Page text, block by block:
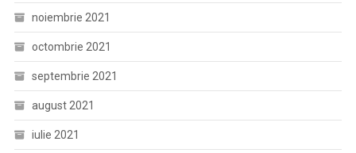
noiembrie 2021
octombrie 2021
septembrie 2021
august 2021
iulie 2021